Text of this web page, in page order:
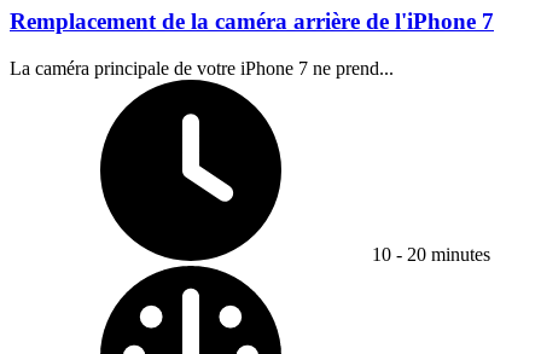
Remplacement de la caméra arrière de l'iPhone 7
La caméra principale de votre iPhone 7 ne prend...
10 - 20 minutes